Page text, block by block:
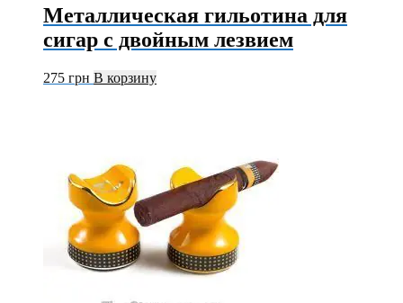
Металлическая гильотина для
сигар с двойным лезвием
275 грн В корзину